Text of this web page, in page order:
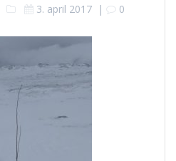
3. april 2017 | 0